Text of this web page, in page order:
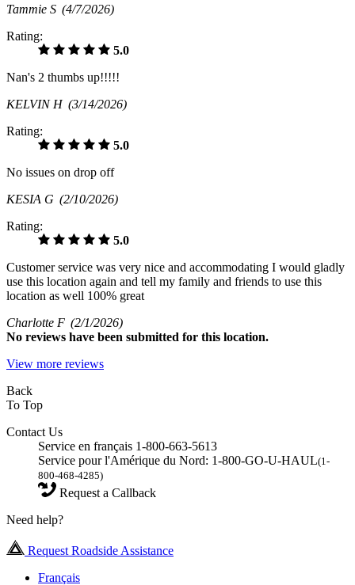
Tammie S (4/7/2026)
Rating:
5.0
Nan's 2 thumbs up!!!!!
KELVIN H (3/14/2026)
Rating:
5.0
No issues on drop off
KESIA G (2/10/2026)
Rating:
5.0
Customer service was very nice and accommodating I would gladly
use this location again and tell my family and friends to use this
location as well 100% great
Charlotte F (2/1/2026)
No reviews have been submitted for this location.
View more reviews
Back
To Top
Contact Us
Service en français 1-800-663-5613
Service pour l'Amérique du Nord: 1-800-GO-U-HAUL(1-
800-468-4285)
Request a Callback
Need help?
Request Roadside Assistance
Français